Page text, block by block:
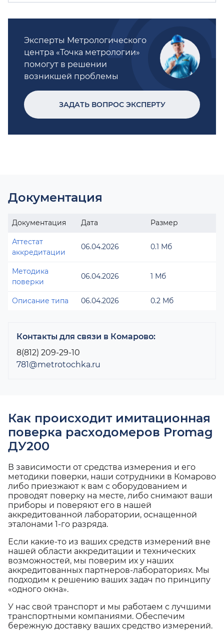
Эксперты Метрологического
центра «Точка метрологии»
помогут в решении
возникшей проблемы
ЗАДАТЬ ВОПРОС ЭКСПЕРТУ
Документация
Документация Дата Размер
Аттестат
аккредитации
06.04.2026 0.1 Мб
Методика
поверки
06.04.2026 1 Мб
Описание типа 06.04.2026 0.2 Мб
Контакты для связи в Комарово:
8(812) 209-29-10
781@metrotochka.ru
Как происходит имитационная
поверка расходомеров Promag
ДУ200
В зависимости от средства измерения и его
методики поверки, наши сотрудники в Комарово
либо приезжают к вам с оборудованием и
проводят поверку на месте, либо снимают ваши
приборы и поверяют его в нашей
аккредитованной лаборатории, оснащенной
эталонами 1-го разряда.
Если какие-то из ваших средств измерений вне
нашей области аккредитации и технических
возможностей, мы поверим их у наших
аккредитованных партнеров-лабораториях. Мы
подходим к решению ваших задач по принципу
«одного окна».
У нас свой транспорт и мы работаем с лучшими
транспортными компаниями. Обеспечим
бережную доставку ваших средство измерений.